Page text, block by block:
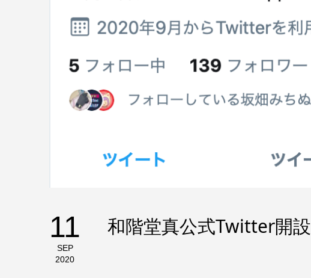
11
SEP
2020
和階堂真公式Twitter開設